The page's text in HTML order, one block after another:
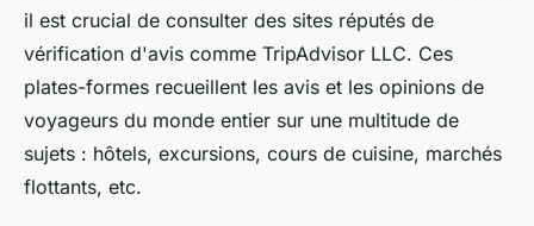
il est crucial de consulter des sites réputés de
vérification d'avis comme TripAdvisor LLC. Ces
plates-formes recueillent les avis et les opinions de
voyageurs du monde entier sur une multitude de
sujets : hôtels, excursions, cours de cuisine, marchés
flottants, etc.